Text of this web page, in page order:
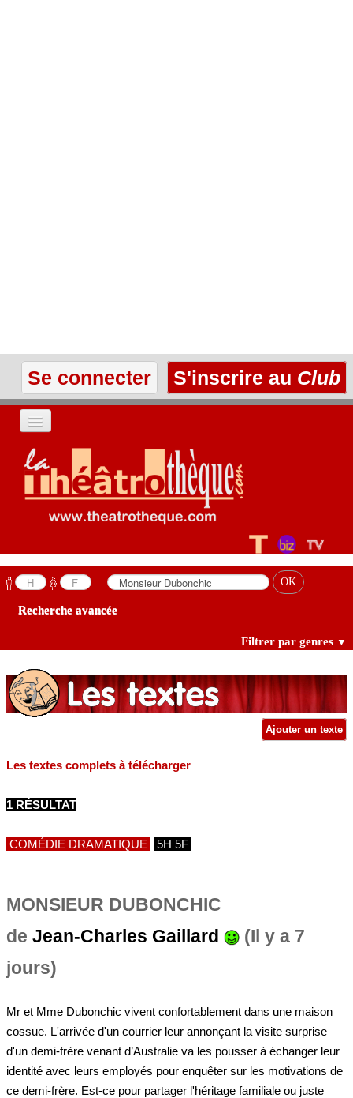
Se connecter S'inscrire au Club
ACCUEIL
LES TEXTES
LES ANNONCES
Recherche avancée
Filtrer par genres ▼
Ajouter un texte
Les textes complets à télécharger
1 RÉSULTAT
COMÉDIE DRAMATIQUE 5H 5F
MONSIEUR DUBONCHIC
de Jean-Charles Gaillard
(Il y a 7
jours)
Mr et Mme Dubonchic vivent confortablement dans une maison
cossue. L'arrivée d'un courrier leur annonçant la visite surprise
d'un demi-frère venant d’Australie va les pousser à échanger leur
identité avec leurs employés pour enquêter sur les motivations de
ce demi-frère. Est-ce pour partager l'héritage familiale ou juste